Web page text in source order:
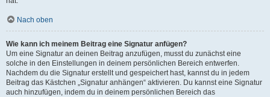
Nach oben
Wie kann ich meinem Beitrag eine Signatur anfügen?
Um eine Signatur an deinen Beitrag anzufügen, musst du zunächst eine
solche in den Einstellungen in deinem persönlichen Bereich entwerfen.
Nachdem du die Signatur erstellt und gespeichert hast, kannst du in jedem
Beitrag das Kästchen „Signatur anhängen“ aktivieren. Du kannst eine Signatur
auch hinzufügen, indem du in deinem persönlichen Bereich das